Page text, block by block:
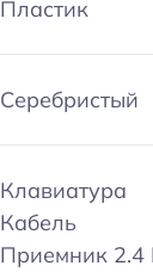
Пластик
Серебристый
Клавиатура
Кабель
Приемник 2.4